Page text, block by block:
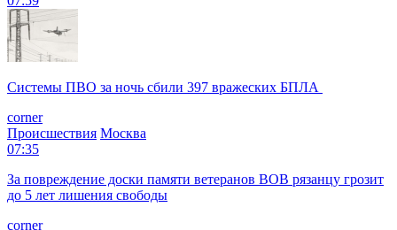
Системы ПВО за ночь сбили 397 вражеских БПЛА
corner
Происшествия Москва
07:35
За повреждение доски памяти ветеранов ВОВ рязанцу грозит
до 5 лет лишения свободы
corner